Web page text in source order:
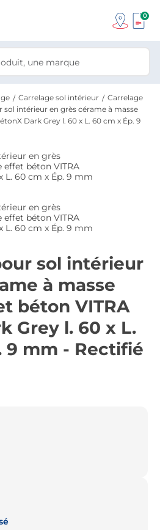
0
Carrelage sol intérieur
Carrelage
sol intérieur en grès cérame à masse
Dark Grey l. 60 x L. 60 cm x Ép. 9
sol intérieur
à masse
béton VITRA
Grey l. 60 x L.
9 mm - Rectifié